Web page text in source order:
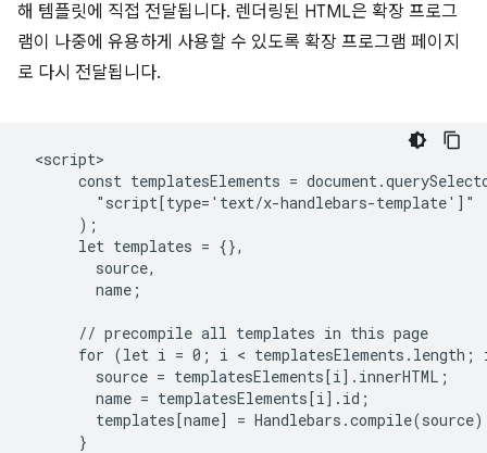
해 템플릿에 직접 전달됩니다. 렌더링된 HTML은 확장 프로그
램이 나중에 유용하게 사용할 수 있도록 확장 프로그램 페이지
로 다시 전달됩니다.
<script>
const templatesElements =
        "script[type='text/x-handlebars-template']"
      );
      let templates = {},
        source,
        name;
      // precompile all templates in this page
for (let i = 0; i < templatesElements.length;
        source = templatesElements[i].innerHTML;
        name = templatesElements[i].id;
templates[name] =
      }